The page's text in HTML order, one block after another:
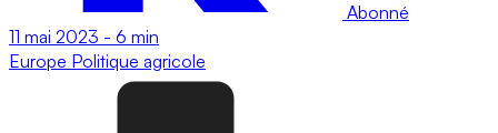
Abonné
11 mai 2023 - 6 min
Europe Politique agricole